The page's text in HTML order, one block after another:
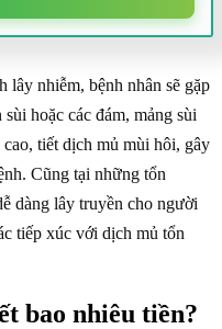
lây nhiễm, bệnh nhân sẽ gặp
hoặc các đám, mảng sùi
tiết dịch mủ mùi hôi, gây
Cũng tại những tổn
dàng lây truyền cho người
tiếp xúc với dịch mủ tổn
bao nhiêu tiền?